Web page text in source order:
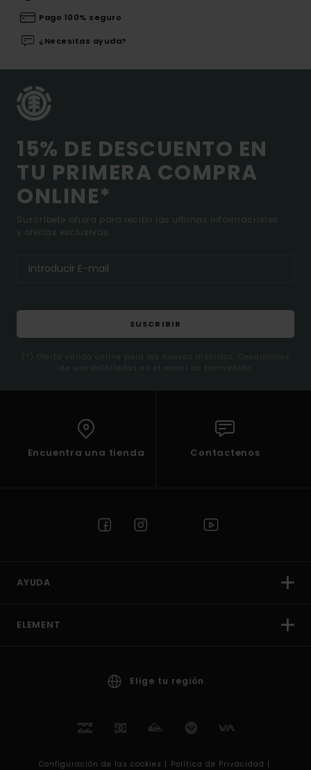
Pago 100% seguro
¿Necesitas ayuda?
15% DE DESCUENTO EN
TU PRIMERA COMPRA
ONLINE*
Suscríbete ahora para recibir las ultimas informaciones
y ofertas exclusivas.
SUSCRIBIR
(*) Oferta valida online para los nuevos inscritos. Condiciones
de uso detalladas en el email de bienvenida
Encuentra una tienda Contactenos
AYUDA
ELEMENT
Elige tu región
Configuración de las cookies | Política de Privacidad |